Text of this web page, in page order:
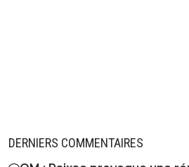
DERNIERS COMMENTAIRES